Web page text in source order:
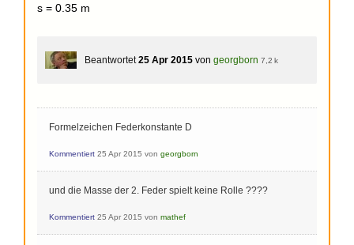
s = 0.35 m
Beantwortet 25 Apr 2015 von georgborn 7,2 k
Formelzeichen Federkonstante D
Kommentiert 25 Apr 2015 von georgborn
und die Masse der 2. Feder spielt keine Rolle ????
Kommentiert 25 Apr 2015 von mathef